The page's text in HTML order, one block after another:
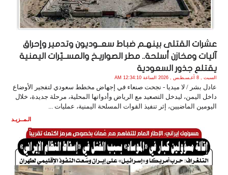
عشرات القتلى بينهـم ضباط سعــوديون وتدمير وإحراق
آليات ومخازن أسلحة.. مطر الصواريـخ والمســيّرات اليمنية
يقتلع جذور السعودية
السبت , 8 أغـسـطـس , 2026 الساعة 12:34:10 AM
عادل بشر / لا ميديا - نجحت صنعاء في إجهاض مخطط سعودي لتفجير الأوضاع
داخل اليمن، ليدخل التصعيد مع الرياض وأدواتها المحلية، مرحلة جديدة، خلال
اليومين الماضيين، إثر تنفيذ القوات المسلحة اليمنية، عمليات ...
الـمــزيـد